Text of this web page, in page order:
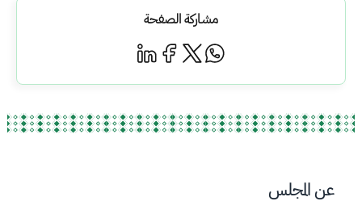
مشاركة الصفحة
عن المجلس